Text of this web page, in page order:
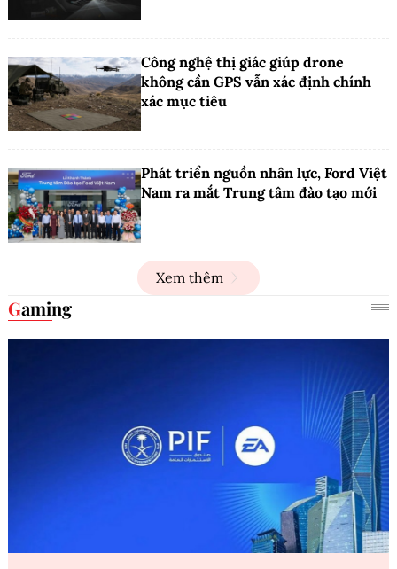
Công nghệ thị giác giúp drone
không cần GPS vẫn xác định chính
xác mục tiêu
Phát triển nguồn nhân lực, Ford Việt
Nam ra mắt Trung tâm đào tạo mới
Xem thêm
Gaming